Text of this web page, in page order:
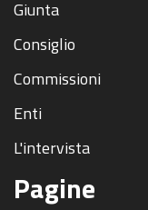
Giunta
Consiglio
Commissioni
Enti
L'intervista
Pagine